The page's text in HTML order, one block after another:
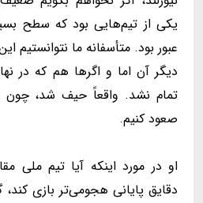
یکی از تیم‌هایی بود که سطح
عبور بود. متأسفانه ما نتوانستیم
دیگر آن اما و اگرها هم که در
تمام نشد. واقعاً حیف شد، چون
صعود کنیم.
او در مورد اینکه آیا تیم ملی
دقایق پایانی هجومی‌تر بازی کند،